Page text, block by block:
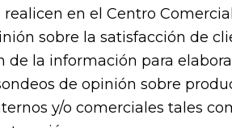
en el Centro
sobre la satisfacción de
de la información para
de opinión sobre
y/o comerciales tales